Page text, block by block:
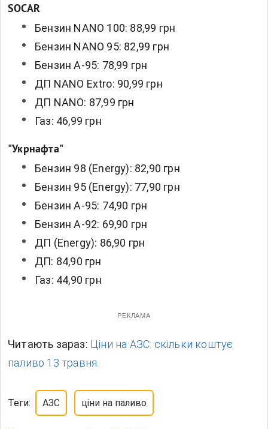
SOCAR
Бензин NANO 100: 88,99 грн
Бензин NANO 95: 82,99 грн
Бензин А-95: 78,99 грн
ДП NANO Extro: 90,99 грн
ДП NANO: 87,99 грн
Газ: 46,99 грн
"Укрнафта"
Бензин 98 (Energy): 82,90 грн
Бензин 95 (Energy): 77,90 грн
Бензин А-95: 74,90 грн
Бензин А-92: 69,90 грн
ДП (Energy): 86,90 грн
ДП: 84,90 грн
Газ: 44,90 грн
РЕКЛАМА
Читають зараз: Ціни на АЗС: скільки коштує
паливо 13 травня.
Теги: АЗС ціни на паливо